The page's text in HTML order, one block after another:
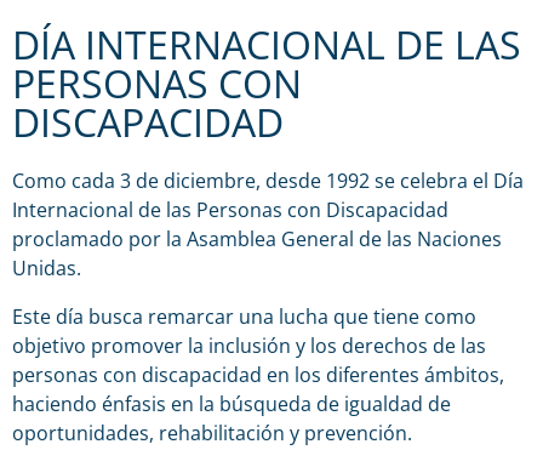
DÍA INTERNACIONAL DE LAS
PERSONAS CON
DISCAPACIDAD
Como cada 3 de diciembre, desde 1992 se celebra el Día
Internacional de las Personas con Discapacidad
proclamado por la Asamblea General de las Naciones
Unidas.
Este día busca remarcar una lucha que tiene como
objetivo promover la inclusión y los derechos de las
personas con discapacidad en los diferentes ámbitos,
haciendo énfasis en la búsqueda de igualdad de
oportunidades, rehabilitación y prevención.